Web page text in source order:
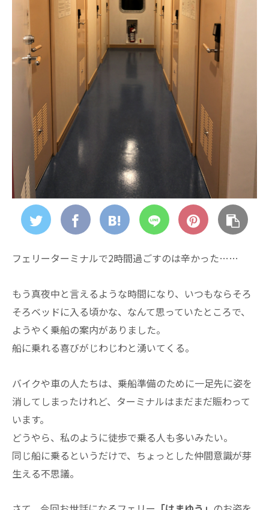
フェリーターミナルで2時間過ごすのは辛かった……
もう真夜中と言えるような時間になり、いつもならそろ
そろベッドに入る頃かな、なんて思っていたところで、
ようやく乗船の案内がありました。
船に乗れる喜びがじわじわと湧いてくる。
バイクや車の人たちは、乗船準備のために一足先に姿を
消してしまったけれど、ターミナルはまだまだ賑わって
います。
どうやら、私のように徒歩で乗る人も多いみたい。
同じ船に乗るというだけで、ちょっとした仲間意識が芽
生える不思議。